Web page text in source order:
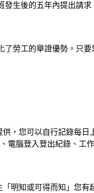
生後的五年內提出請求
了勞工的舉證優勢。只
，您可以自行記錄每
電腦登入登出紀錄、工
明知或可得而知」您